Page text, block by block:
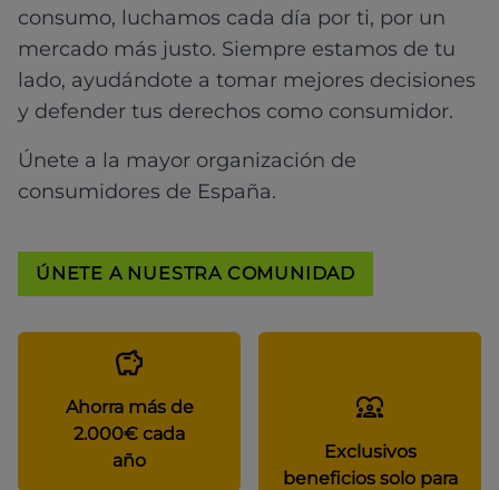
consumo, luchamos cada día por ti, por un
mercado más justo. Siempre estamos de tu
lado, ayudándote a tomar mejores decisiones
y defender tus derechos como consumidor.
Únete a la mayor organización de
consumidores de España.
ÚNETE A NUESTRA COMUNIDAD
Ahorra más de
2.000€ cada
año
Exclusivos
beneficios solo para